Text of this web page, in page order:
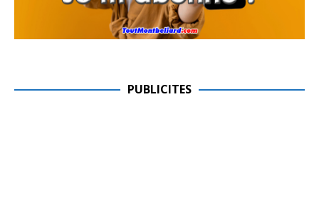
PUBLICITES